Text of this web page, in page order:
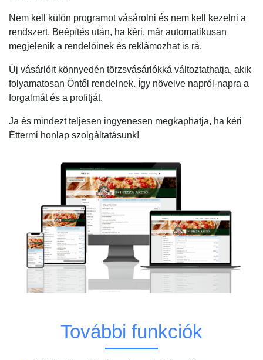
Nem kell külön programot vásárolni és nem kell kezelni a
rendszert. Beépítés után, ha kéri, már automatikusan
megjelenik a rendelőinek és reklámozhat is rá.
Új vásárlóit könnyedén törzsvásárlókká változtathatja, akik
folyamatosan Öntől rendelnek. Így növelve napról-napra a
forgalmát és a profitját.
Ja és mindezt teljesen ingyenesen megkaphatja, ha kéri
Éttermi honlap szolgáltatásunk!
További funkciók